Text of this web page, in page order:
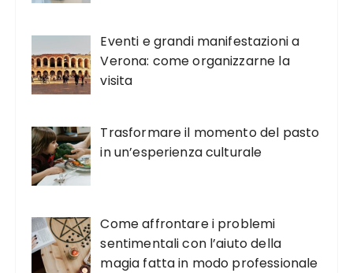
Eventi e grandi manifestazioni a
Verona: come organizzarne la
visita
Trasformare il momento del pasto
in un’esperienza culturale
Come affrontare i problemi
sentimentali con l’aiuto della
magia fatta in modo professionale